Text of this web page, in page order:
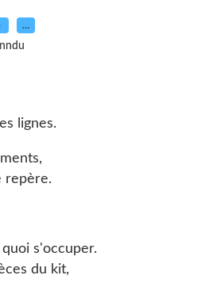
…
lignes.
repère.
s'occuper.
du kit,